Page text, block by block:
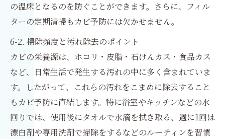
の温床となるのを防ぐことができます。さらに、フィル
ターの定期清掃もカビ予防には欠かせません。
6-2. 掃除頻度と汚れ除去のポイント
カビの栄養源は、ホコリ・皮脂・石けんカス・食品カス
など、日常生活で発生する汚れの中に多く含まれていま
す。したがって、これらの汚れをこまめに除去すること
もカビ予防に直結します。特に浴室やキッチンなどの水
回りでは、使用後にタオルで水滴を拭き取る、週に1回は
漂白剤や専用洗剤で掃除をするなどのルーティンを習慣